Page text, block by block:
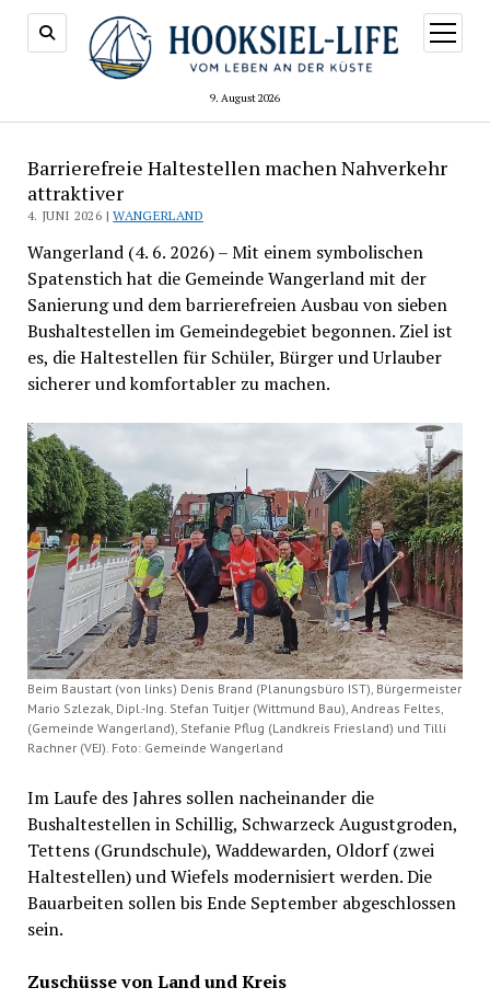
9. August 2026
Menü
öffnen
Barrierefreie Haltestellen machen Nahverkehr
attraktiver
4. JUNI 2026 |WANGERLAND
Wangerland (4. 6. 2026) – Mit einem symbolischen
Spatenstich hat die Gemeinde Wangerland mit der
Sanierung und dem barrierefreien Ausbau von sieben
Bushaltestellen im Gemeindegebiet begonnen. Ziel ist
es, die Haltestellen für Schüler, Bürger und Urlauber
sicherer und komfortabler zu machen.
Beim Baustart (von links) Denis Brand (Planungsbüro IST), Bürgermeister
Mario Szlezak, Dipl.-Ing. Stefan Tuitjer (Wittmund Bau), Andreas Feltes,
(Gemeinde Wangerland), Stefanie Pflug (Landkreis Friesland) und Tilli
Rachner (VEJ). Foto: Gemeinde Wangerland
Im Laufe des Jahres sollen nacheinander die
Bushaltestellen in Schillig, Schwarzeck Augustgroden,
Tettens (Grundschule), Waddewarden, Oldorf (zwei
Haltestellen) und Wiefels modernisiert werden. Die
Bauarbeiten sollen bis Ende September abgeschlossen
sein.
Zuschüsse von Land und Kreis